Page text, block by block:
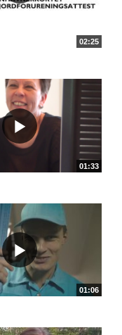
02:25
01:33
01:06